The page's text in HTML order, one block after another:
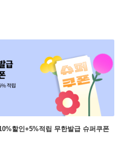
할인+5%적립 무한발급 슈퍼쿠폰